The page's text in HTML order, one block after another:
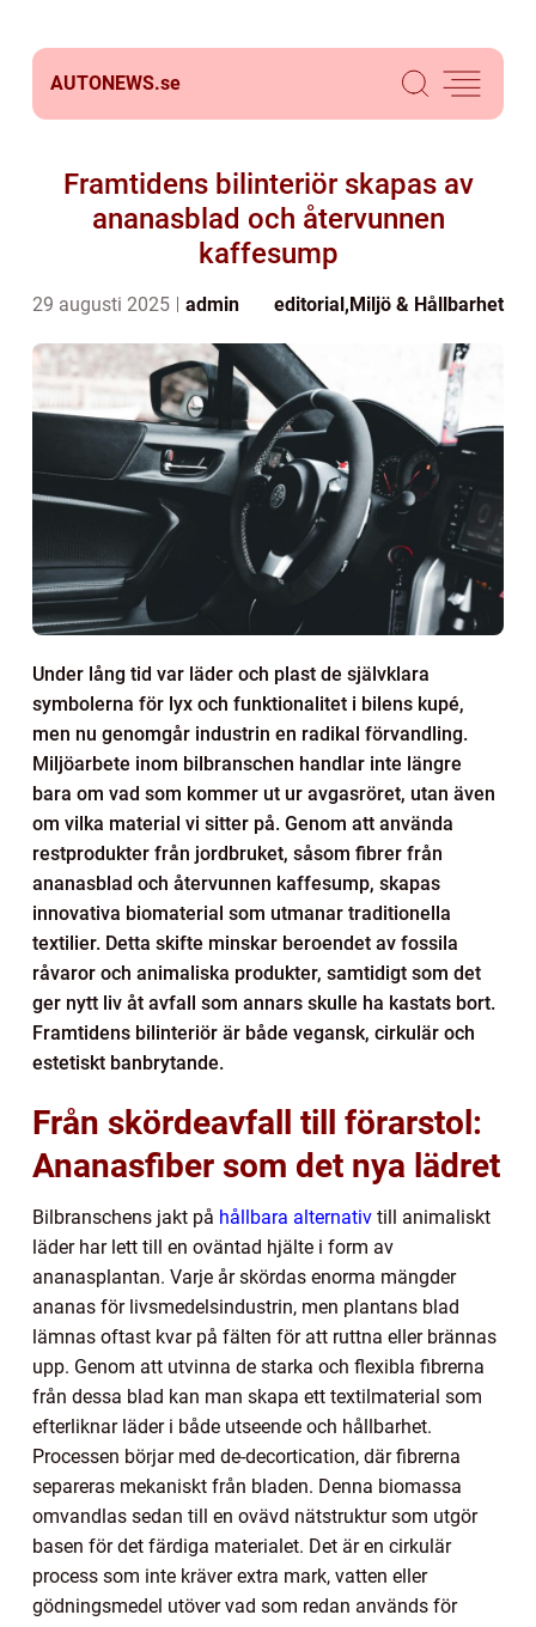
AUTONEWS.se
Framtidens bilinteriör skapas av
ananasblad och återvunnen
kaffesump
29 augusti 2025 admin editorial,Miljö & Hållbarhet
Under lång tid var läder och plast de självklara
symbolerna för lyx och funktionalitet i bilens kupé,
men nu genomgår industrin en radikal förvandling.
Miljöarbete inom bilbranschen handlar inte längre
bara om vad som kommer ut ur avgasröret, utan även
om vilka material vi sitter på. Genom att använda
restprodukter från jordbruket, såsom fibrer från
ananasblad och återvunnen kaffesump, skapas
innovativa biomaterial som utmanar traditionella
textilier. Detta skifte minskar beroendet av fossila
råvaror och animaliska produkter, samtidigt som det
ger nytt liv åt avfall som annars skulle ha kastats bort.
Framtidens bilinteriör är både vegansk, cirkulär och
estetiskt banbrytande.
Från skördeavfall till förarstol:
Ananasfiber som det nya lädret
Bilbranschens jakt på hållbara alternativ till animaliskt
läder har lett till en oväntad hjälte i form av
ananasplantan. Varje år skördas enorma mängder
ananas för livsmedelsindustrin, men plantans blad
lämnas oftast kvar på fälten för att ruttna eller brännas
upp. Genom att utvinna de starka och flexibla fibrerna
från dessa blad kan man skapa ett textilmaterial som
efterliknar läder i både utseende och hållbarhet.
Processen börjar med de-decortication, där fibrerna
separeras mekaniskt från bladen. Denna biomassa
omvandlas sedan till en ovävd nätstruktur som utgör
basen för det färdiga materialet. Det är en cirkulär
process som inte kräver extra mark, vatten eller
gödningsmedel utöver vad som redan används för